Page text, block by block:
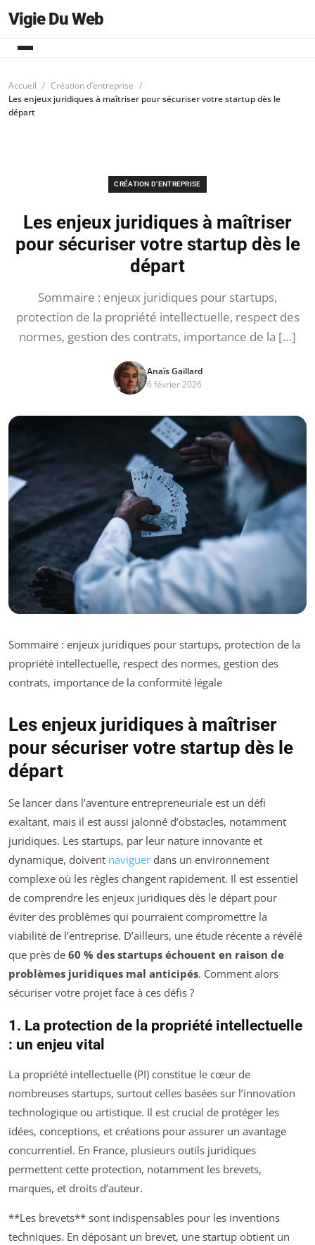
Vigie Du Web
Accueil
Création d’entreprise
Les enjeux juridiques à maîtriser pour sécuriser votre startup dès le
départ
CRÉATION D’ENTREPRISE
Les enjeux juridiques à maîtriser
pour sécuriser votre startup dès le
départ
Sommaire : enjeux juridiques pour startups,
protection de la propriété intellectuelle, respect des
normes, gestion des contrats, importance de la […]
Anaïs Gaillard
6 février 2026
Sommaire : enjeux juridiques pour startups, protection de la
propriété intellectuelle, respect des normes, gestion des
contrats, importance de la conformité légale
Les enjeux juridiques à maîtriser
pour sécuriser votre startup dès le
départ
Se lancer dans l’aventure entrepreneuriale est un défi
exaltant, mais il est aussi jalonné d’obstacles, notamment
juridiques. Les startups, par leur nature innovante et
dynamique, doivent naviguer dans un environnement
complexe où les règles changent rapidement. Il est essentiel
de comprendre les enjeux juridiques dès le départ pour
éviter des problèmes qui pourraient compromettre la
viabilité de l’entreprise. D’ailleurs, une étude récente a révélé
que près de 60 % des startups échouent en raison de
problèmes juridiques mal anticipés. Comment alors
sécuriser votre projet face à ces défis ?
1. La protection de la propriété intellectuelle
: un enjeu vital
La propriété intellectuelle (PI) constitue le cœur de
nombreuses startups, surtout celles basées sur l’innovation
technologique ou artistique. Il est crucial de protéger les
idées, conceptions, et créations pour assurer un avantage
concurrentiel. En France, plusieurs outils juridiques
permettent cette protection, notamment les brevets,
marques, et droits d’auteur.
**Les brevets** sont indispensables pour les inventions
techniques. En déposant un brevet, une startup obtient un